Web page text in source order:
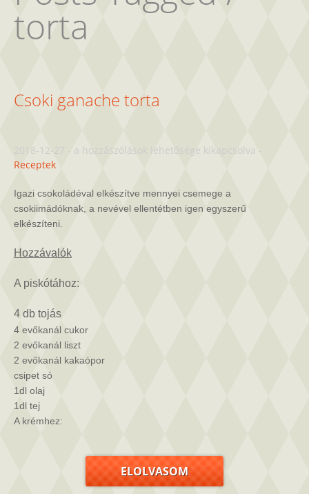
torta
Csoki ganache torta
2018-12-27 - Csoki
bejegyzéshez
a hozzászólások lehetősége kikapcsolva -
Receptek
Igazi csokoládéval elkészítve mennyei csemege a
csokiimádóknak, a nevével ellentétben igen egyszerű
elkészíteni.
Hozzávalók
A piskótához:
4 db tojás
4 evőkanál cukor
2 evőkanál liszt
2 evőkanál kakaópor
csipet só
1dl olaj
1dl tej
A krémhez:
ELOLVASOM